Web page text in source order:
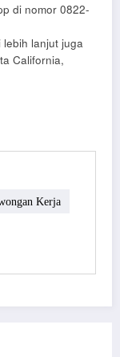
di nomor 0822-
lebih lanjut juga
California,
Kerja